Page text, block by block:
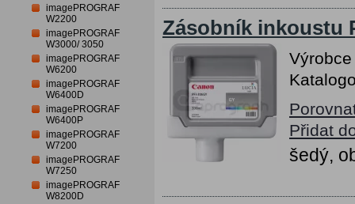
imagePROGRAF
W2200
imagePROGRAF
W3000/ 3050
imagePROGRAF
W6200
imagePROGRAF
W6400D
imagePROGRAF
W6400P
imagePROGRAF
W7200
imagePROGRAF
W7250
imagePROGRAF
W8200D
Zásobník inkoustu
Přidat
šedý,